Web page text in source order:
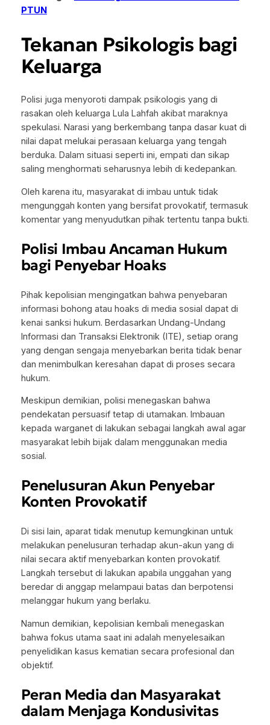
PTUN
Tekanan Psikologis bagi
Keluarga
Polisi juga menyoroti dampak psikologis yang di
rasakan oleh keluarga Lula Lahfah akibat maraknya
spekulasi. Narasi yang berkembang tanpa dasar kuat di
nilai dapat melukai perasaan keluarga yang tengah
berduka. Dalam situasi seperti ini, empati dan sikap
saling menghormati seharusnya lebih di kedepankan.
Oleh karena itu, masyarakat di imbau untuk tidak
mengunggah konten yang bersifat provokatif, termasuk
komentar yang menyudutkan pihak tertentu tanpa bukti.
Polisi Imbau Ancaman Hukum
bagi Penyebar Hoaks
Pihak kepolisian mengingatkan bahwa penyebaran
informasi bohong atau hoaks di media sosial dapat di
kenai sanksi hukum. Berdasarkan Undang-Undang
Informasi dan Transaksi Elektronik (ITE), setiap orang
yang dengan sengaja menyebarkan berita tidak benar
dan menimbulkan keresahan dapat di proses secara
hukum.
Meskipun demikian, polisi menegaskan bahwa
pendekatan persuasif tetap di utamakan. Imbauan
kepada warganet di lakukan sebagai langkah awal agar
masyarakat lebih bijak dalam menggunakan media
sosial.
Penelusuran Akun Penyebar
Konten Provokatif
Di sisi lain, aparat tidak menutup kemungkinan untuk
melakukan penelusuran terhadap akun-akun yang di
nilai secara aktif menyebarkan konten provokatif.
Langkah tersebut di lakukan apabila unggahan yang
beredar di anggap melampaui batas dan berpotensi
melanggar hukum yang berlaku.
Namun demikian, kepolisian kembali menegaskan
bahwa fokus utama saat ini adalah menyelesaikan
penyelidikan kasus kematian secara profesional dan
objektif.
Peran Media dan Masyarakat
dalam Menjaga Kondusivitas